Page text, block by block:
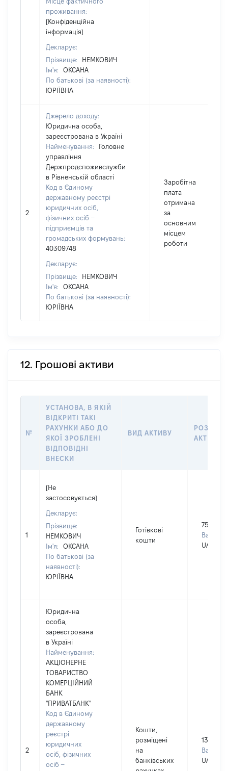
проживання:
[Конфіденційна
інформація]
Декларує:
Прізвище:
НЕМКОВИЧ
Ім'я:
ОКСАНА
По батькові (за наявності):
ЮРІЇВНА
2
Джерело доходу:
Юридична особа,
зареєстрована в Україні
Найменування:
Головне
управління
Держпродспоживслужби
в Рівненській області
Код в Єдиному
державному реєстрі
юридичних осіб,
фізичних осіб –
підприємців та
громадських формувань:
40309748
Декларує:
Прізвище:
НЕМКОВИЧ
Ім'я:
ОКСАНА
По батькові (за наявності):
ЮРІЇВНА
Заробітна
плата
отримана
за
основним
місцем
роботи
12. Грошові активи
№
УСТАНОВА, В ЯКІЙ
ВІДКРИТІ ТАКІ
РАХУНКИ АБО ДО
ЯКОЇ ЗРОБЛЕНІ
ВІДПОВІДНІ
ВНЕСКИ
ВИД АКТИВУ
РОЗМІР
АКТИВУ
1
[Не
застосовується]
Декларує:
Прізвище:
НЕМКОВИЧ
Ім'я:
ОКСАНА
По батькові (за
наявності):
ЮРІЇВНА
Готівкові
кошти
75000
Валюта:
UAH
2
Юридична
особа,
зареєстрована
в Україні
Найменування:
АКЦІОНЕРНЕ
ТОВАРИСТВО
КОМЕРЦІЙНИЙ
БАНК
"ПРИВАТБАНК"
Код в Єдиному
державному
реєстрі
юридичних
осіб, фізичних
осіб –
Кошти,
розміщені
на
банківських
1363
Валюта:
UAH